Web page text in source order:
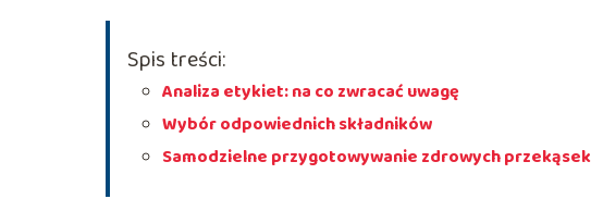
Spis treści:
Analiza etykiet: na co zwracać uwagę
Wybór odpowiednich składników
Samodzielne przygotowywanie zdrowych przekąsek